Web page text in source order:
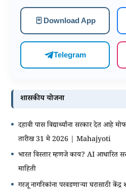
Download App
Telegram
शासकीय योजना
दहावी पास विद्यार्थ्यांना सरकार देत आहे
तारीख 31 मे 2026 | Mahajyoti
भारत विस्तार म्हणजे काय? AI आधारित
माहिती
गरजू नागरिकांना परवडणाऱ्या घरासाठी